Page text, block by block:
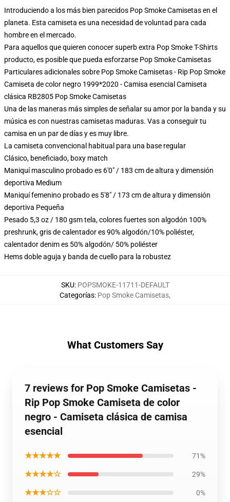
Introduciendo a los más bien parecidos Pop Smoke Camisetas en el
planeta. Esta camiseta es una necesidad de voluntad para cada
hombre en el mercado.
Para aquellos que quieren conocer superb extra Pop Smoke T-Shirts
producto, es posible que pueda esforzarse Pop Smoke Camisetas
Particulares adicionales sobre Pop Smoke Camisetas - Rip Pop Smoke
Camiseta de color negro 1999*2020 - Camisa esencial Camiseta
clásica RB2805 Pop Smoke Camisetas
Una de las maneras más simples de señalar su amor por la banda y su
música es con nuestras camisetas maduras. Vas a conseguir tu
camisa en un par de días y es muy libre.
La camiseta convencional habitual para una base regular
Clásico, beneficiado, boxy match
Maniquí masculino probado es 6'0" / 183 cm de altura y dimensión
deportiva Medium
Maniquí femenino probado es 5'8" / 173 cm de altura y dimensión
deportiva Pequeña
Pesado 5,3 oz / 180 gsm tela, colores fuertes son algodón 100%
preshrunk, gris de calentador es 90% algodón/10% poliéster,
calentador denim es 50% algodón/ 50% poliéster
Hems doble aguja y banda de cuello para la robustez
SKU: POPSMOKE-11711-DEFAULT
Categorías: Pop Smoke Camisetas,
What Customers Say
7 reviews for Pop Smoke Camisetas -
Rip Pop Smoke Camiseta de color
negro - Camiseta clásica de camisa
esencial
★★★★★ 71%
★★★★☆ 29%
★★★☆☆ 0%